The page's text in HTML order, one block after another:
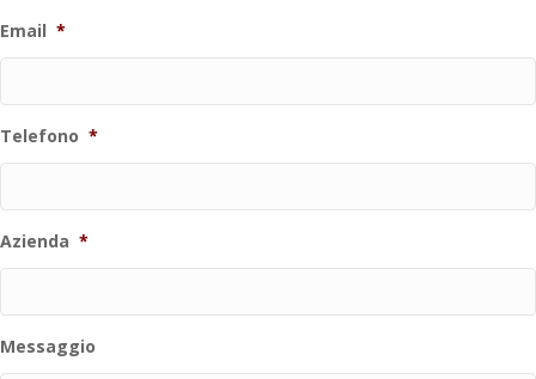
Email *
Telefono *
Azienda *
Messaggio